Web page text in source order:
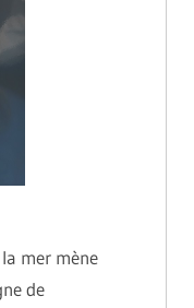
mer mène
de